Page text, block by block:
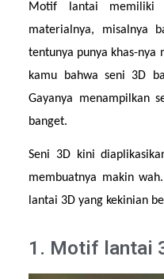
Motif lantai memiliki
materialnya, misalnya
tentunya punya khas-nya
kamu bahwa seni 3D
Gayanya menampilkan
banget.
Seni 3D kini
membuatnya makin
lantai 3D yang kekinian
1. Motif lantai